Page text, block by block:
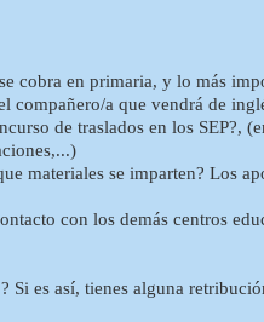
cobra en primaria, y lo más
compañero/a que vendrá de
de traslados en los SEP?,
materiales se imparten? Los
con los demás centros
Si es así, tienes alguna